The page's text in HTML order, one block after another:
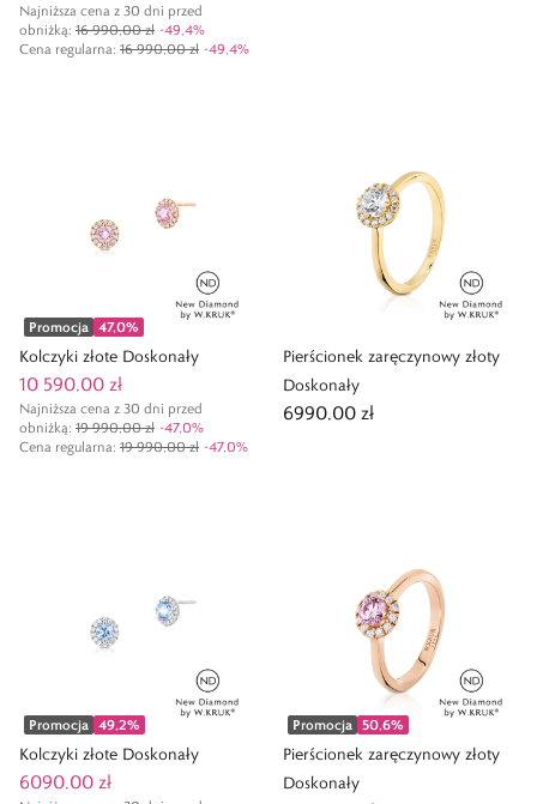
Najniższa cena z 30 dni przed
obniżką: 16 990,00 zł -49,4%
Cena regularna: 16 990,00 zł -49,4%
Promocja 47,0%
Kolczyki złote Doskonały
10 590,00 zł
Najniższa cena z 30 dni przed
obniżką: 19 990,00 zł -47,0%
Cena regularna: 19 990,00 zł -47,0%
Pierścionek zaręczynowy złoty
Doskonały
6990,00 zł
Promocja 49,2%
Kolczyki złote Doskonały
6090,00 zł
Promocja 50,6%
Pierścionek zaręczynowy złoty
Doskonały